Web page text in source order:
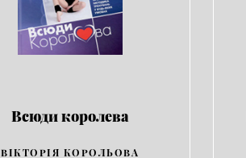
Всюди королева
ВІКТОРІЯ КОРОЛЬОВА